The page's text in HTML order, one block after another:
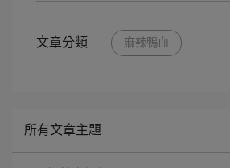
文章分類 麻辣鴨血
所有文章主題